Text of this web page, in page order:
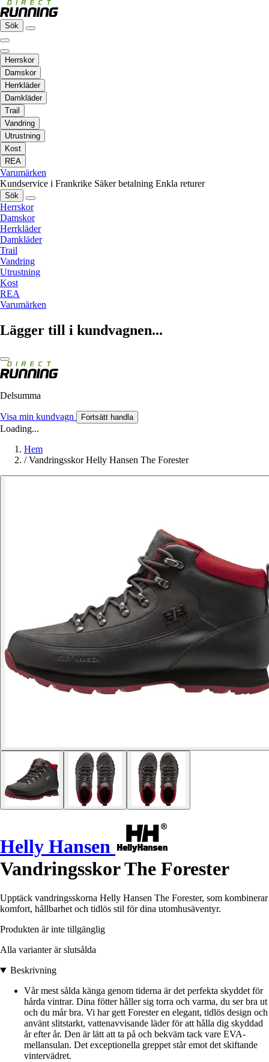
Sök
Herrskor
Damskor
Herrkläder
Damkläder
Trail
Vandring
Utrustning
Kost
REA
Varumärken
Kundservice i Frankrike Säker betalning Enkla returer
Sök
Herrskor
Damskor
Herrkläder
Damkläder
Trail
Vandring
Utrustning
Kost
REA
Varumärken
Lägger till i kundvagnen...
Delsumma
Visa min kundvagn Fortsätt handla
Loading...
Hem
/ Vandringsskor Helly Hansen The Forester
Helly Hansen
Vandringsskor The Forester
Upptäck vandringsskorna Helly Hansen The Forester, som kombinerar
komfort, hållbarhet och tidlös stil för dina utomhusäventyr.
Produkten är inte tillgänglig
Alla varianter är slutsålda
Beskrivning
Vår mest sålda känga genom tiderna är det perfekta skyddet för
hårda vintrar. Dina fötter håller sig torra och varma, du ser bra ut
och du mår bra. Vi har gett Forester en elegant, tidlös design och
använt slitstarkt, vattenavvisande läder för att hålla dig skyddad
år efter år. Den är lätt att ta på och bekväm tack vare EVA-
mellansulan. Det exceptionella greppet står emot det skiftande
vintervädret.